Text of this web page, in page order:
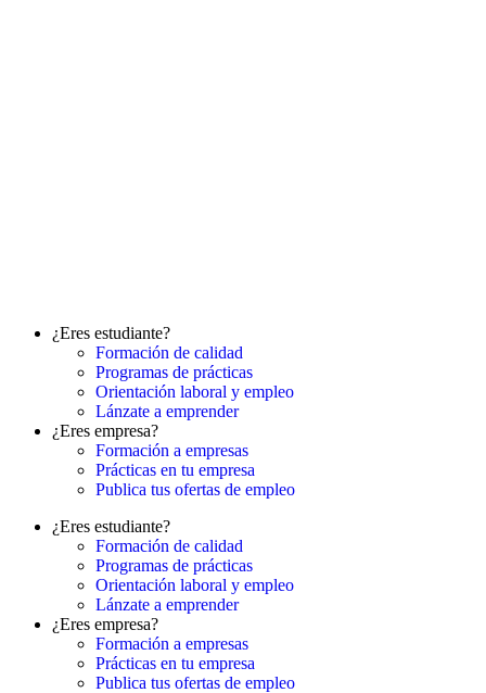
¿Eres estudiante?
Formación de calidad
Programas de prácticas
Orientación laboral y empleo
Lánzate a emprender
¿Eres empresa?
Formación a empresas
Prácticas en tu empresa
Publica tus ofertas de empleo
¿Eres estudiante?
Formación de calidad
Programas de prácticas
Orientación laboral y empleo
Lánzate a emprender
¿Eres empresa?
Formación a empresas
Prácticas en tu empresa
Publica tus ofertas de empleo